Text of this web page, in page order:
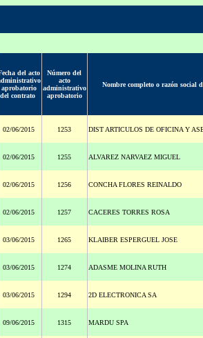
del acto
aprobatorio
del contrato
Número del
acto
administrativo
aprobatorio
Nombre completo o razón social
02/06/2015 1253 DIST ARTICULOS DE OFICINA Y
02/06/2015 1255 ALVAREZ NARVAEZ MIGUEL
02/06/2015 1256 CONCHA FLORES REINALDO
02/06/2015 1257 CACERES TORRES ROSA
03/06/2015 1265 KLAIBER ESPERGUEL JOSE
03/06/2015 1274 ADASME MOLINA RUTH
03/06/2015 1294 2D ELECTRONICA SA
09/06/2015 1315 MARDU SPA